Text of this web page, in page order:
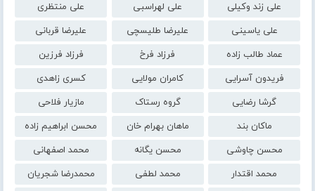
علی زند وکیلی
علی لهراسبی
علی منتظری
علی یاسینی
علیرضا طلیسچی
علیرضا قربانی
عماد طالب زاده
فرزاد فرخ
فرزاد فرزین
فریدون آسرایی
کامران مولایی
کسری زاهدی
گرشا رضایی
گروه رستاک
مازیار فلاحی
ماکان بند
ماهان بهرام خان
محسن ابراهیم زاده
محسن چاوشی
محسن یگانه
محمد اصفهانی
محمد اقتدار
محمد لطفی
محمدرضا شجریان